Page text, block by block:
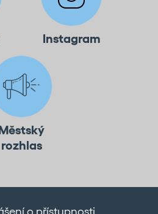
Instagram
rozhlas
o přístupnosti